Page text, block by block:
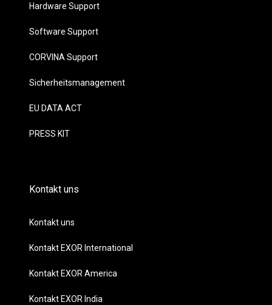
Hardware Support
Software Support
CORVINA Support
Sicherheitsmanagement
EU DATA ACT
PRESS KIT
Kontakt uns
Kontakt uns
Kontakt EXOR International
Kontakt EXOR America
Kontakt EXOR India